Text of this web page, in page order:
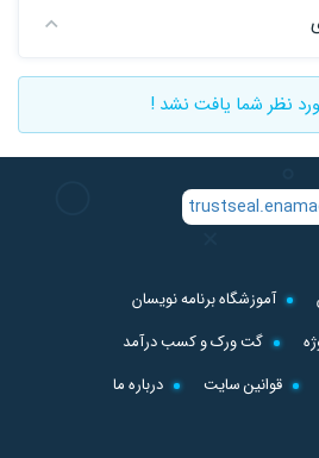
نظر شما یافت نشد !
آموزشگاه برنامه نویسان
گت ورک و کسب درآمد
قوانین سایت
درباره ما